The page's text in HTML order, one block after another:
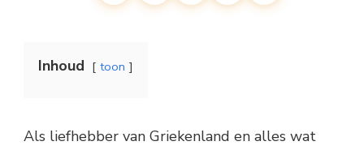
Inhoud toon
Als liefhebber van Griekenland en alles wat